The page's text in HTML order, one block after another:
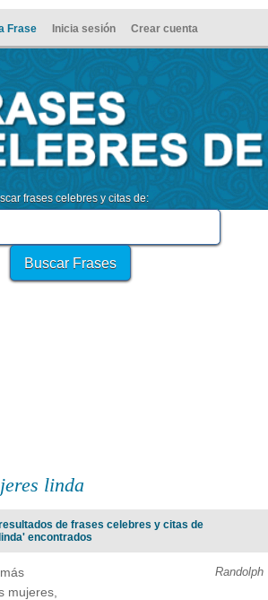
Frase Inicia sesión Crear cuenta
frases celebres y citas de:
linda
de frases celebres y citas de
encontrados
Randolph
mujeres,